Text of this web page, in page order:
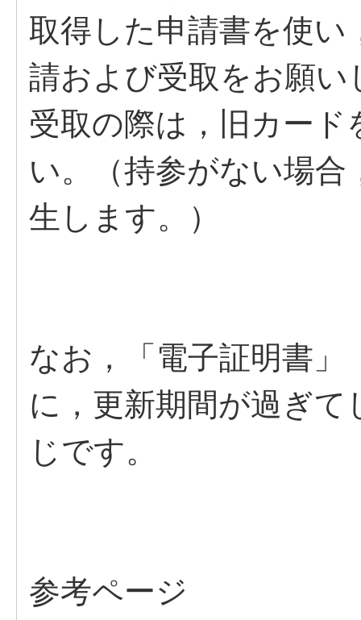
取得した申請書を使い
請および受取をお願い
受取の際は，旧カー
い。（持参がない場
生します。）
なお，「電子証明書
に，更新期間が過ぎ
じです。
参考ページ